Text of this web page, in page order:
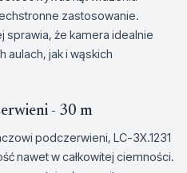
zastosowanie.
sprawia, że kamera idealnie
aulach, jak i wąskich
- 30 m
podczerwieni, LC-3X.1231
nawet w całkowitej ciemności.